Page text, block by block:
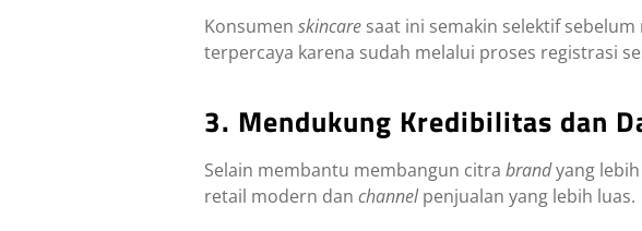
Konsumen skincare saat ini semakin selektif
terpercaya karena sudah melalui proses registrasi
3. Mendukung Kredibilitas dan
Selain membantu membangun citra brandyang
retail modern dan channelpenjualan yang lebih luas.